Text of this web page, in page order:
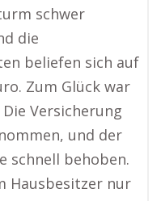
schwer
die
beliefen sich auf
Zum Glück war
Versicherung
und der
schnell behoben.
Hausbesitzer nur